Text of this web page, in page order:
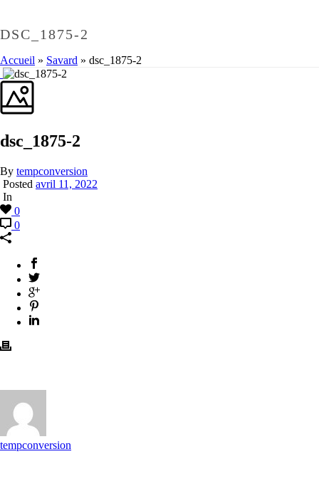
DSC_1875-2
Accueil » Savard » dsc_1875-2
dsc_1875-2
By tempconversion
Posted avril 11, 2022
In
0
0
tempconversion